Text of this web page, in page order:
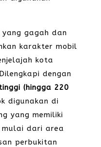
yang gagah dan
karakter mobil
kota
dengan
(hingga 220
digunakan di
yang memiliki
dari area
perbukitan